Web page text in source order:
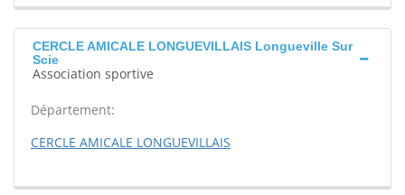
CERCLE AMICALE LONGUEVILLAIS Longueville Sur
Scie
Association sportive
Département:
CERCLE AMICALE LONGUEVILLAIS